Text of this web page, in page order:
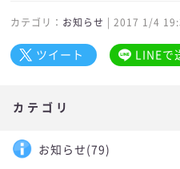
カテゴリ： お知らせ | 2017 1/4
ツイート LINEで
カテゴリ
お知らせ (79)